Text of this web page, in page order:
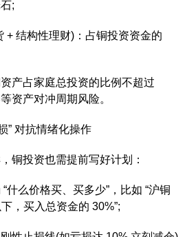
;
结构性理财)：占铜投资资金的
占家庭总投资的比例不超过
资产对冲周期风险。
对抗情绪化操作
投资也需提前写好计划：
么价格买、买多少”，比如 “沪铜
，买入总资金的 30%”;